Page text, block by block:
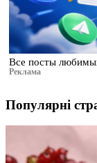
Все посты
Реклама
Популярні